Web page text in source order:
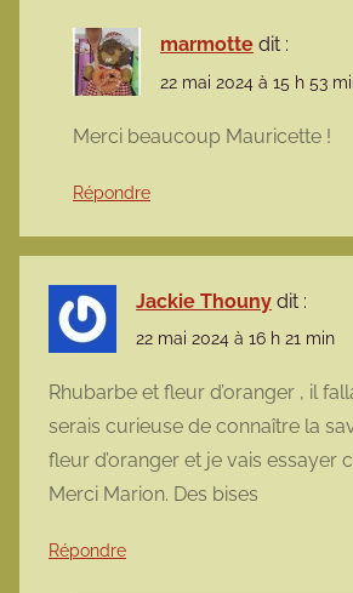
marmotte dit :
22 mai 2024 à 15 h 53
Merci beaucoup Mauricette !
Répondre
Jackie Thouny dit :
22 mai 2024 à 16 h 21 min
Rhubarbe et fleur d’oranger , il
serais curieuse de connaître la
fleur d’oranger et je vais essayer
Merci Marion. Des bises
Répondre